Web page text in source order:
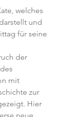
welches
und
für seine
der
mit
zur
Hier